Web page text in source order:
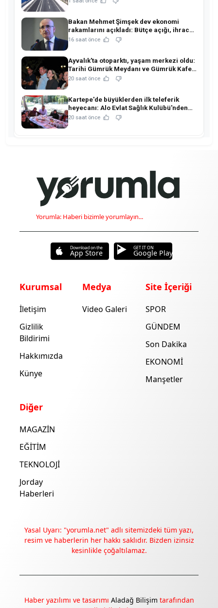
Deneyimini iyileştirmek ve içeriğimizi geliştirmek için çerezler
yalnızca onayınla.
Bakan Mehmet Şimşek dev ekonomi
rakamlarını açıkladı: Bütçe açığı, ihracat
ve rezervlerde kritik tablo!
16 saat önce
Ayvalık'ta otoparktı, yaşam merkezi oldu:
Tarihi Gümrük Meydanı ve Gümrük Kafe
açıldı!
20 saat önce
Kartepe'de büyüklerden ilk teleferik
heyecanı: Alo Evlat Sağlık Kulübü'nden
anlamlı buluşma!
20 saat önce
Yorumla: Haberi bizimle yorumlayın...
Download on the
App Store
GET IT ON
Google Play
Kurumsal
İletişim
Gizlilik
Bildirimi
Hakkımızda
Künye
Medya
Video Galeri
Site İçeriği
SPOR
GÜNDEM
Son Dakika
EKONOMİ
Manşetler
Diğer
MAGAZİN
EĞİTİM
TEKNOLOJİ
Jorday
Haberleri
Yasal Uyarı: "yorumla.net" adlı sitemizdeki tüm yazı,
resim ve haberlerin her hakkı saklıdır. Bizden izinsiz
kesinlikle çoğaltılamaz.
Haber yazılımı ve tasarımı Aladağ Bilişim tarafından